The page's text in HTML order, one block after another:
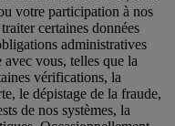
votre participation à nos
certaines données
administratives
vous, telles que la
vérifications, la
le dépistage de la fraude,
de nos systèmes, la